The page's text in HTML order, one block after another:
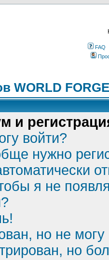
FAQ
WORLD FORGE
и
войти?
нужно
я не
но не могу
но